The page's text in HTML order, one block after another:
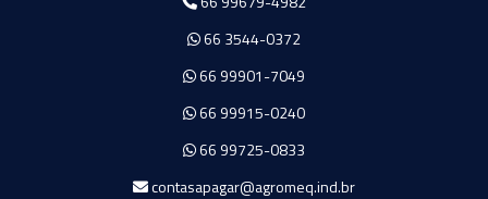
66 3544-0372
66 99901-7049
66 99915-0240
66 99725-0833
contasapagar@agromeq.ind.br